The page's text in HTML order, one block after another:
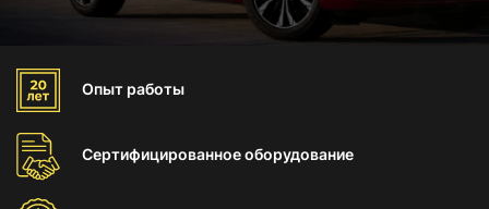
Опыт работы
Сертифицированноеоборудование